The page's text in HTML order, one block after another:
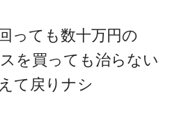
っても数十万円の
を買っても治らない
て戻りナシ